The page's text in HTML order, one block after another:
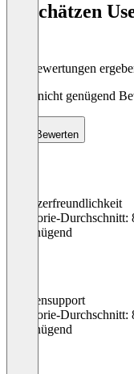
So schätzen
Die Bewertungen
Noch nicht genügend
Bewerten
Benutzerfreundlichkeit
Kategorie-Durchschnitt:
Ungenügend
Kundensupport
Kategorie-Durchschnitt:
Ungenügend